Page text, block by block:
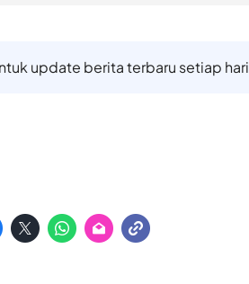
update berita terbaru setiap hari